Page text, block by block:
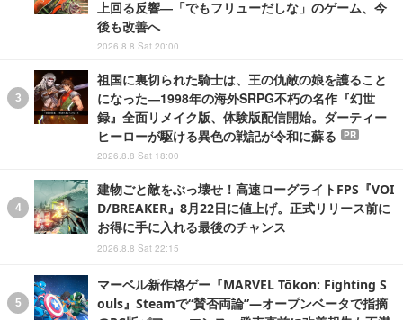
上回る反響―「でもフリューだしな」のゲーム、今
後も改善へ
2026.8.8 Sat 20:00
祖国に裏切られた騎士は、王の仇敵の娘を護ること
になった―1998年の海外SRPG不朽の名作『幻世
録』全面リメイク版、体験版配信開始。ダーティー
ヒーローが駆ける異色の戦記が令和に蘇る
PR
2026.8.8 Sat 18:00
建物ごと敵をぶっ壊せ！高速ローグライトFPS『VOI
D/BREAKER』8月22日に値上げ。正式リリース前に
お得に手に入れる最後のチャンス
2026.8.8 Sat 22:15
マーベル新作格ゲー『MARVEL Tōkon: Fighting S
ouls』Steamで“賛否両論”―オープンベータで指摘